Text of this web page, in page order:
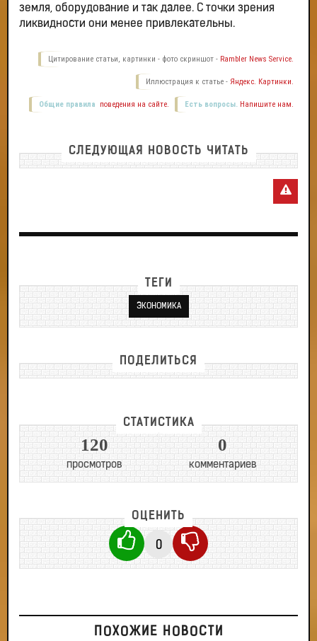
земля, оборудование и так далее. С точки зрения
ликвидности они менее привлекательны.
Цитирование статьи, картинки - фото скриншот - Rambler News Service.
Иллюстрация к статье - Яндекс. Картинки.
Есть вопросы. Напишите нам.
Общие правила поведения на сайте.
СЛЕДУЮЩАЯ НОВОСТЬ ЧИТАТЬ
ТЕГИ
ЭКОНОМИКА
ПОДЕЛИТЬСЯ
СТАТИСТИКА
120
просмотров
0
комментариев
ОЦЕНИТЬ
0
ПОХОЖИЕ НОВОСТИ